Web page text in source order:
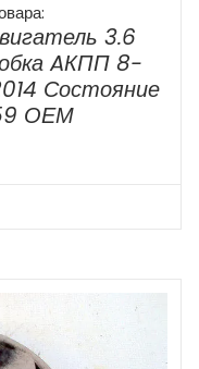
3.6
AКПП 8-
Состояние
ОЕМ